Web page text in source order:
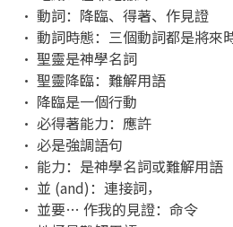
• 動詞：降臨、得著、作見證
• 動詞時態：三個動詞都是將來
• 聖靈是神學名詞
• 聖靈降臨：難解用語
• 降臨是一個行動
• 必得著能力：應許
• 必是強調語句
• 能力：是神學名詞或難解用語
• 並 (and)：連接詞，
• 並要… 作我的見證：命令